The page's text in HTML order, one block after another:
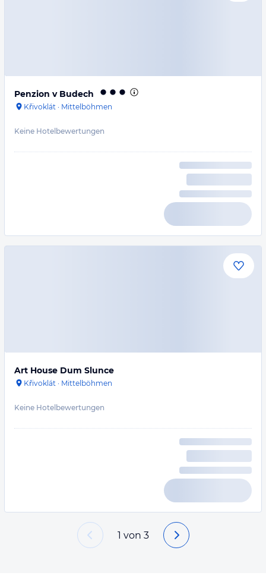
Penzion v Budech
Křivoklát · Mittelböhmen
Keine Hotelbewertungen
Art House Dum Slunce
Křivoklát · Mittelböhmen
Keine Hotelbewertungen
1 von 3